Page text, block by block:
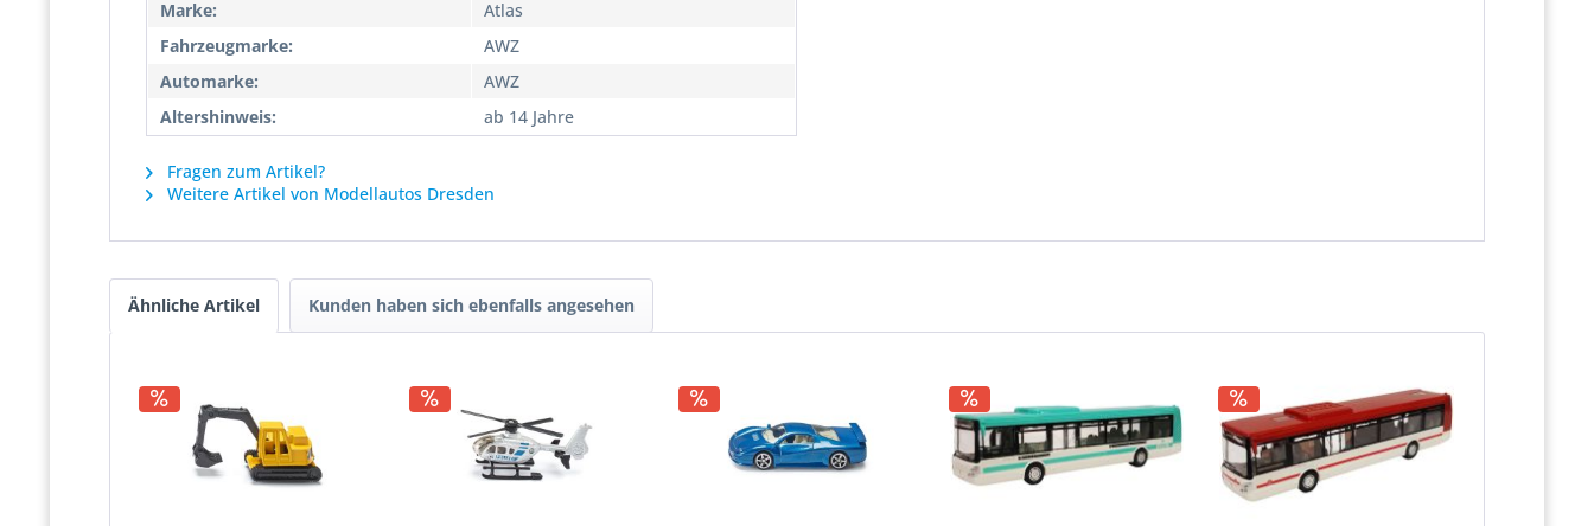
Marke:
Atlas
Fahrzeugmarke:
AWZ
Automarke:
AWZ
Altershinweis:
ab 14 Jahre
Fragen zum Artikel?
Weitere Artikel von Modellautos Dresden
Ähnliche Artikel Kunden haben sich ebenfalls angesehen